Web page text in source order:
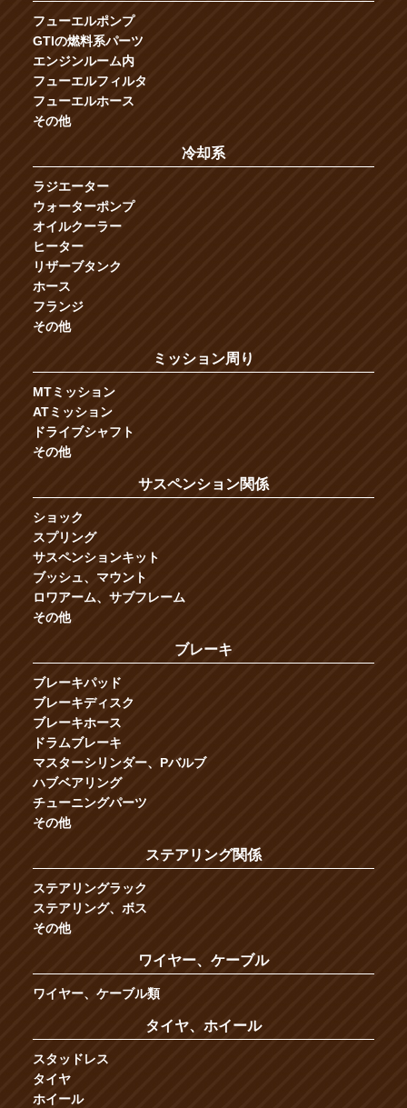
フューエルポンプ
GTIの燃料系パーツ
エンジンルーム内
フューエルフィルタ
フューエルホース
その他
冷却系
ラジエーター
ウォーターポンプ
オイルクーラー
ヒーター
リザーブタンク
ホース
フランジ
その他
ミッション周り
MTミッション
ATミッション
ドライブシャフト
その他
サスペンション関係
ショック
スプリング
サスペンションキット
ブッシュ、マウント
ロワアーム、サブフレーム
その他
ブレーキ
ブレーキパッド
ブレーキディスク
ブレーキホース
ドラムブレーキ
マスターシリンダー、Pバルブ
ハブベアリング
チューニングパーツ
その他
ステアリング関係
ステアリングラック
ステアリング、ボス
その他
ワイヤー、ケーブル
ワイヤー、ケーブル類
タイヤ、ホイール
スタッドレス
タイヤ
ホイール